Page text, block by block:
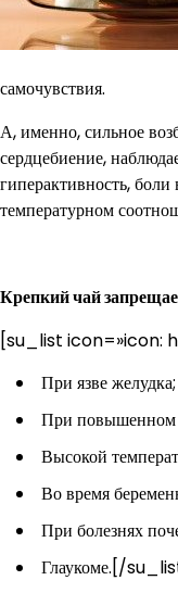
самочувствия.
А, именно, сильное
сердцебиение,
гиперактивность,
температурном
Крепкий чай
[su_list icon=»icon:
При язве желудка;
При повышенном
Высокой
Во время
При болезнях
Глаукоме.[/